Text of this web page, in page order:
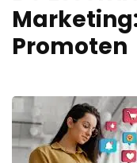
Promoten